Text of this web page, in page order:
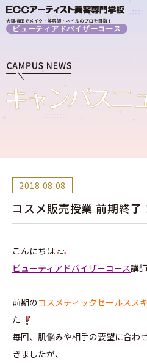
ビューティアドバイザーコース
2018.08.08
コスメ販売授業 前期終了
こんにちは
ビューティアドバイザーコース講
前期のコスメティックセールスス
た
毎回、肌悩みや相手の要望に合わ
きましたが、